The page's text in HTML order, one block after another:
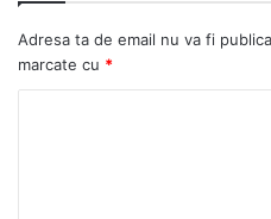
Adresa ta de email nu va fi
marcate cu *